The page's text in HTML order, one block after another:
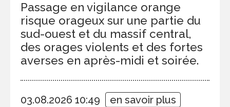
Passage en vigilance orange
risque orageux sur une partie du
sud-ouest et du massif central,
des orages violents et des fortes
averses en après-midi et soirée.
03.08.2026 10:49 en savoir plus